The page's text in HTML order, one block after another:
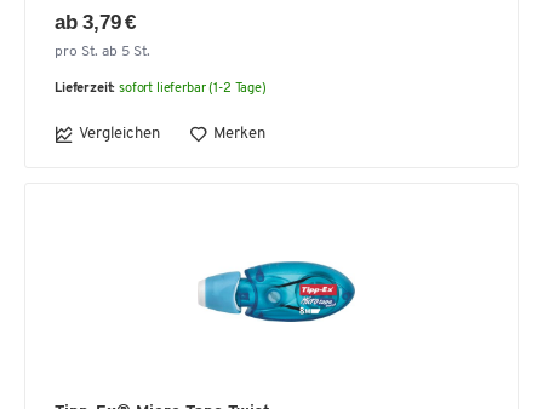
ab 3,79 €
pro St. ab 5 St.
Lieferzeit: sofort lieferbar (1-2 Tage)
Vergleichen Merken